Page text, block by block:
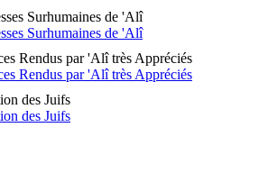
Surhumaines de 'Alî
Surhumaines de 'Alî
Rendus par 'Alî très Appréciés
Rendus par 'Alî très Appréciés
des Juifs
des Juifs